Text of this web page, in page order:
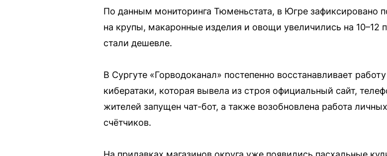
По данным мониторинга Тюменьстата, в Югре зафиксировано
на крупы, макаронные изделия и овощи увеличились на 10–12
стали дешевле.
В Сургуте «Горводоканал» постепенно восстанавливает
кибератаки, которая вывела из строя официальный сайт,
жителей запущен чат-бот, а также возобновлена работа
счётчиков.